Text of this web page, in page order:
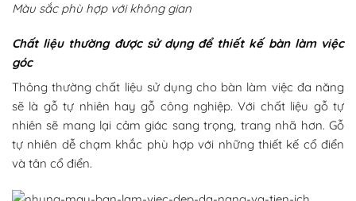
Màu sắc phù hợp với không gian
Chất liệu thường được sử dụng để thiết kế bàn làm việc
góc
Thông thường chất liệu sử dụng cho bàn làm việc đa năng
sẽ là gỗ tự nhiên hay gỗ công nghiệp. Với chất liệu gỗ tự
nhiên sẽ mang lại cảm giác sang trọng, trang nhã hơn. Gỗ
tự nhiên dễ chạm khắc phù hợp với những thiết kế cổ điển
và tân cổ điển.